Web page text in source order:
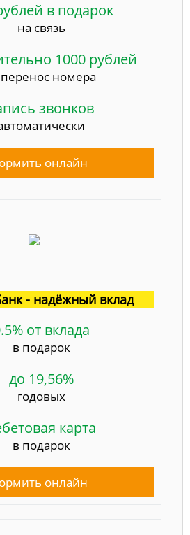
в подарок
на связь
1000 рублей
перенос номера
звонков
онлайн
- надёжный вклад
от вклада
в подарок
до 19,56%
годовых
карта
в подарок
онлайн